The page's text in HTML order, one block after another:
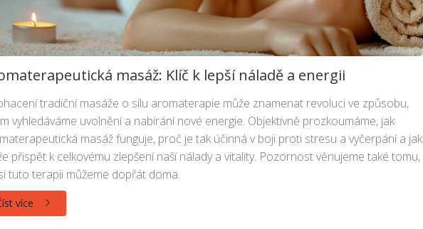
masáž: Klíč k lepší náladě a energii
tradiční masáže o sílu aromaterapie může znamenat revoluci ve způsobu,
vyhledáváme uvolnění a nabírání nové energie. Objektivně prozkoumáme, jak
masáž funguje, proč je tak účinná v boji proti stresu a vyčerpání a jak
přispět k celkovému zlepšení naší nálady a vitality. Pozornost věnujeme také tomu,
tuto terapii můžeme dopřát doma.
více